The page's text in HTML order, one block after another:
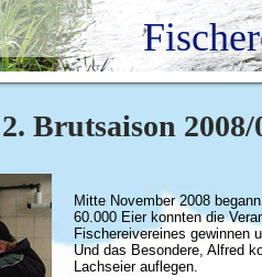
2. Brutsaison 2008/
Mitte November 2008
60.000 Eier konnten die
Fischereivereines gewinnen
Und das Besondere, Alfred
Lachseier auflegen.